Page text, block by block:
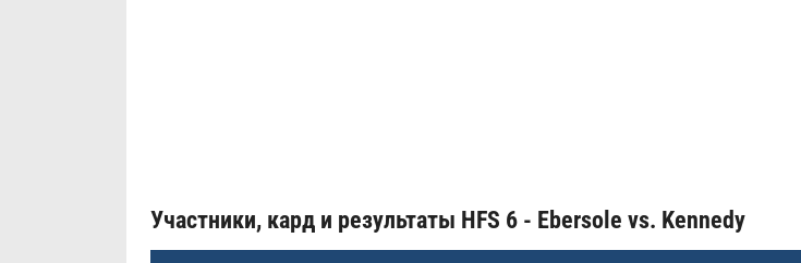
Участники, кард и результаты HFS 6 - Ebersole vs. Kennedy